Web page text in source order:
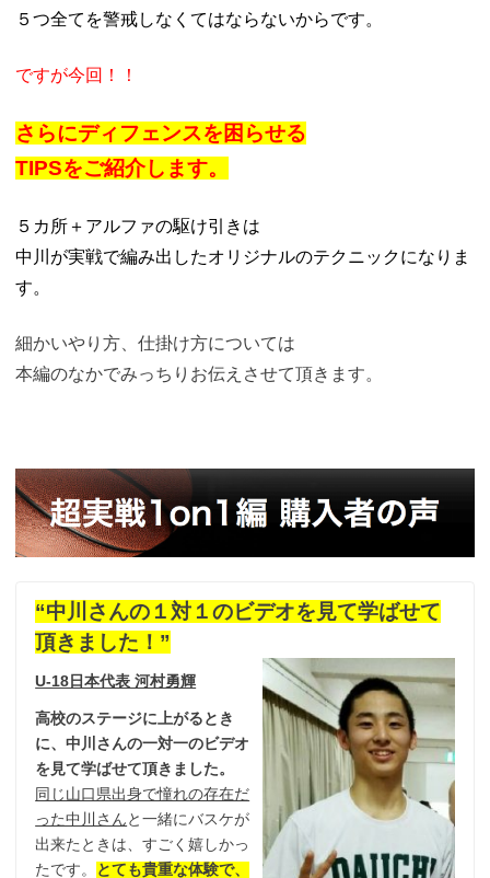
５つ全てを警戒しなくてはならないからです。
ですが今回！！
さらにディフェンスを困らせる
TIPSをご紹介します。
５カ所＋アルファの駆け引きは
中川が実戦で編み出したオリジナルのテクニックになりま
す。
細かいやり方、仕掛け方については
本編のなかでみっちりお伝えさせて頂きます。
“中川さんの１対１のビデオを見て学ばせて
頂きました！”
U-18日本代表 河村勇輝
高校のステージに上がるとき
に、中川さんの一対一のビデオ
を見て学ばせて頂きました。
同じ山口県出身で憧れの存在だ
った中川さん と一緒にバスケが
出来たときは、すごく嬉しかっ
たです。
とても貴重な体験で、